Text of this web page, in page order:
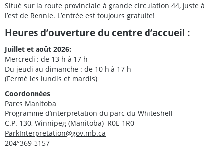
Situé sur la route provinciale à grande circulation 44, juste à
l’est de Rennie. L’entrée est toujours gratuite!
Heures d’ouverture du centre d’accueil :
Juillet et août 2026:
Mercredi : de 13 h à 17 h
Du jeudi au dimanche : de 10 h à 17 h
(Fermé les lundis et mardis)
Coordonnées
Parcs Manitoba
Programme d’interprétation du parc du Whiteshell
C.P. 130, Winnipeg (Manitoba) R0E 1R0
ParkInterpretation@gov.mb.ca
204°369-3157